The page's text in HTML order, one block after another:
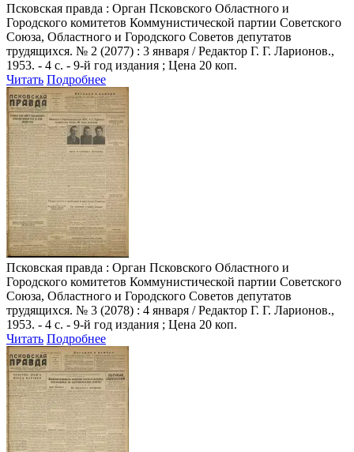
Псковская правда : Орган Псковского Областного и
Городского комитетов Коммунистической партии Советского
Союза, Областного и Городского Советов депутатов
трудящихся. № 2 (2077) : 3 января / Редактор Г. Г. Ларионов.,
1953. - 4 с. - 9-й год издания ; Цена 20 коп.
Читать Подробнее
Псковская правда : Орган Псковского Областного и
Городского комитетов Коммунистической партии Советского
Союза, Областного и Городского Советов депутатов
трудящихся. № 3 (2078) : 4 января / Редактор Г. Г. Ларионов.,
1953. - 4 с. - 9-й год издания ; Цена 20 коп.
Читать Подробнее